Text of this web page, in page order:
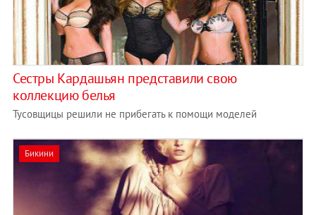
Сестры Кардашьян представили свою
коллекцию белья
Тусовщицы решили не прибегать к помощи моделей
Бикини